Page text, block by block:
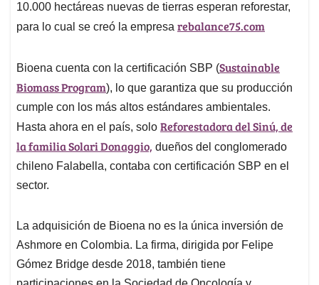
10.000 hectáreas nuevas de tierras esperan reforestar,
para lo cual se creó la empresa rebalance75.com
Bioena cuenta con la certificación SBP (Sustainable
Biomass Program), lo que garantiza que su producción
cumple con los más altos estándares ambientales.
Hasta ahora en el país, solo Reforestadora del Sinú, de
la familia Solari Donaggio, dueños del conglomerado
chileno Falabella, contaba con certificación SBP en el
sector.
La adquisición de Bioena no es la única inversión de
Ashmore en Colombia. La firma, dirigida por Felipe
Gómez Bridge desde 2018, también tiene